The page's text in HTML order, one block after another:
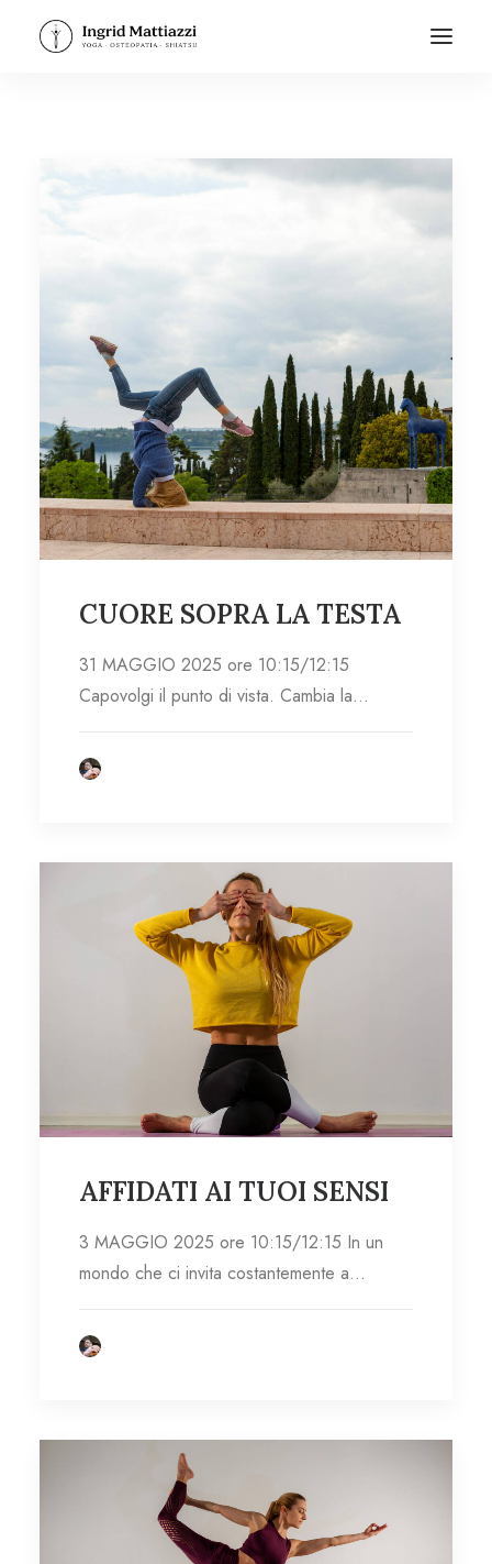
CUORE SOPRA LA TESTA
31 MAGGIO 2025 ore 10:15/12:15
Capovolgi il punto di vista. Cambia la…
AFFIDATI AI TUOI SENSI
3 MAGGIO 2025 ore 10:15/12:15 In un
mondo che ci invita costantemente a…